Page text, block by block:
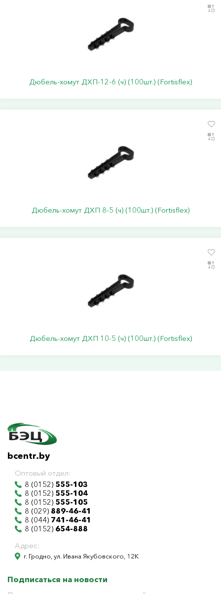
Дюбель-хомут ДХП-12-6 (ч) (100шт.) (Fortisflex)
Дюбель-хомут ДХП 8-5 (ч) (100шт.) (Fortisflex)
Дюбель-хомут ДХП 10-5 (ч) (100шт.) (Fortisflex)
bcentr.by
Оптовый отдел:
8 (0152) 555-103
8 (0152) 555-104
8 (0152) 555-105
8 (029) 889-46-41
8 (044) 741-46-41
8 (0152) 654-888
Адрес:
г. Гродно, ул. Ивана Якубовского, 12К
Подписаться на новости